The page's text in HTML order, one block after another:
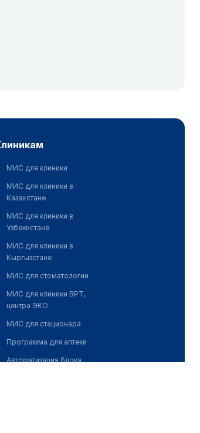
клиникам
МИС для клиники
МИС для клиники в
Казахстане
МИС для клиники в
Узбекистане
МИС для клиники в
Кыргызстане
МИС для стоматологии
МИС для клиники ВРТ,
центра ЭКО
МИС для стационара
Программа для аптеки
Автоматизация блока